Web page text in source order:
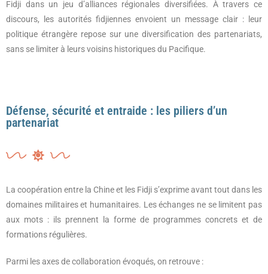
Fidji dans un jeu d’alliances régionales diversifiées. À travers ce
discours, les autorités fidjiennes envoient un message clair : leur
politique étrangère repose sur une diversification des partenariats,
sans se limiter à leurs voisins historiques du Pacifique.
Défense, sécurité et entraide : les piliers d’un
partenariat
La coopération entre la Chine et les Fidji s’exprime avant tout dans les
domaines militaires et humanitaires. Les échanges ne se limitent pas
aux mots : ils prennent la forme de programmes concrets et de
formations régulières.
Parmi les axes de collaboration évoqués, on retrouve :